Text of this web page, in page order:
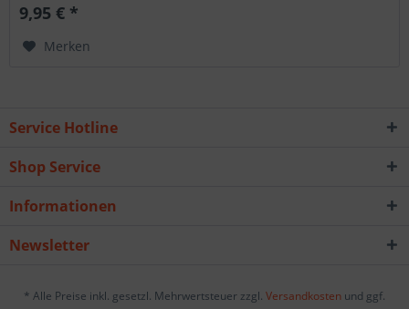
9,95 € *
Merken
Service Hotline
Shop Service
Informationen
Newsletter
* Alle Preise inkl. gesetzl. Mehrwertsteuer zzgl. Versandkosten und ggf.